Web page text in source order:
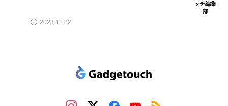
ッチ編集
部
2023.11.22